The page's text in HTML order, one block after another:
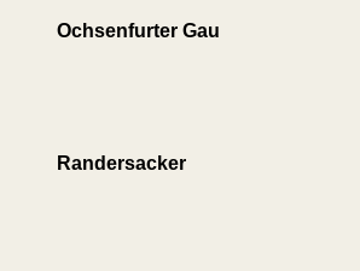
Ochsenfurter Gau
Randersacker